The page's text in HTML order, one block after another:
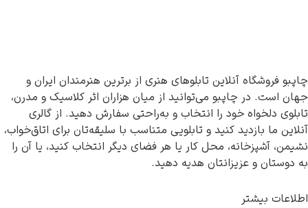
فروشگاه آنلاین تابلوهای هنری از برترین هنرمندان ایران و
در چاپبو می‌توانید از میان هزاران اثر کلاسیک و مدرن،
دلخواه خود را انتخاب و به‌راحتی سفارش دهید. از گالری
ما بازدید کنید و تابلویی متناسب با سلیقه‌تان برای اتاق‌خواب،
آشپزخانه، محل کار یا هر فضای دیگر انتخاب کنید، یا آن را
و عزیزانتان هدیه دهید.
بیشتر